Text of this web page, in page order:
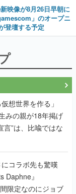
映像が8月26日早朝に
」のオープニ
登壇する予定
想世界を作る」
みの親が18年掲げ
言”は、比喩ではな
コラボ先も驚嘆
Daphne』
限定なのにジョブ